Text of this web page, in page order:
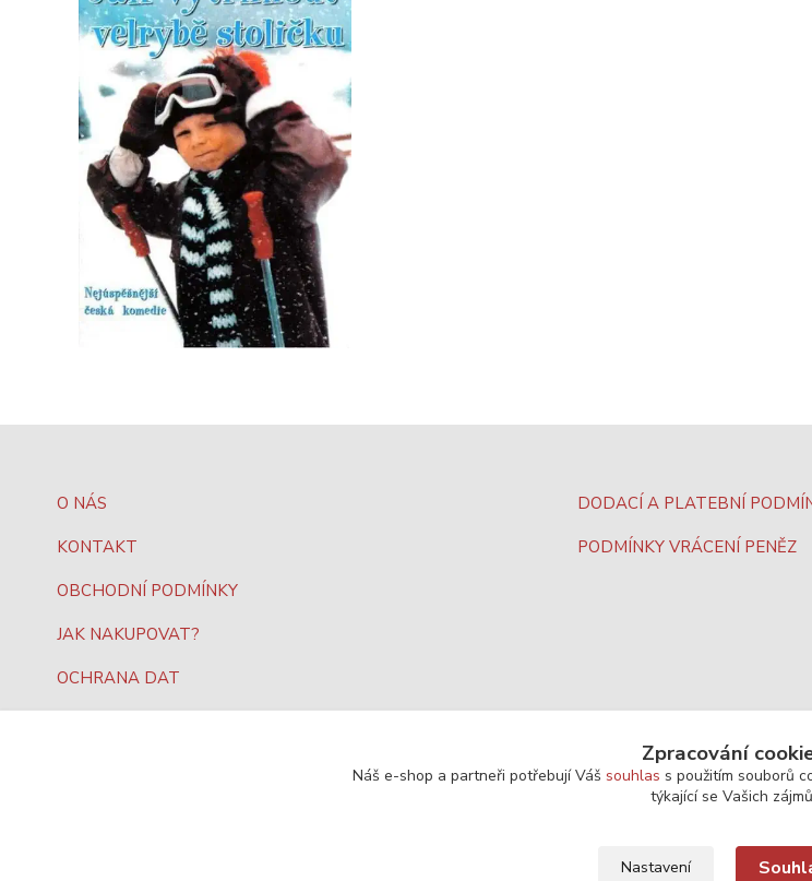
O NÁS
KONTAKT
OBCHODNÍ PODMÍNKY
JAK NAKUPOVAT?
OCHRANA DAT
DODACÍ A PLATEBNÍ
PODMÍNKY VRÁCENÍ PENĚZ
Zpracování
Náš e-shop a partneři potřebují Váš souhlas s použitím souborů
týkající se Vašich
Nastavení